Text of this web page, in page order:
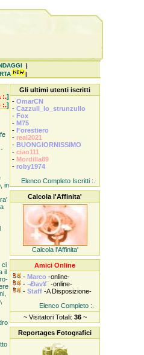
|
|
:.]
:.]
in
ci
il
Gli ultimi utenti iscritti
- OmarCN
- Cazzull_lo_strunzullo
- Fox
- M75
- Forestiero
- real2021
- BUONGIORNISSIMO
- ciao111
- Mordilla89
- roby1974
Elenco Completo Iscritti :.
Calcola l'Affinita'
Calcola l'Affinita'
Amici Online
- Marco -online-
- ¬Ðav¥¨ -online-
- Staff -A Disposizione-
Elenco Completo :.
~ Visitatori Totali: 36~
Reportages Fotografici